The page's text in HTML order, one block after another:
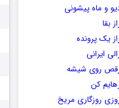
و ماه پیشونی
بقا
یک پرونده
ایرانی
روی شیشه
کن
روزگاری مریخ